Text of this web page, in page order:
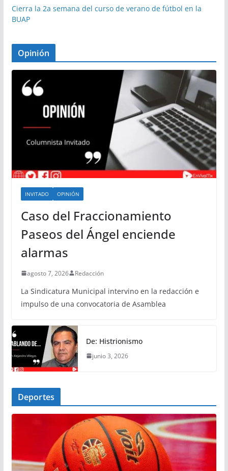
Cierra la 2a semana del curso de verano de fútbol en la
BUAP
Opinión
INVITADO OPINIÓN
Caso del Fraccionamiento
Paseos del Ángel enciende
alarmas
agosto 7, 2026 Redacción
La Sindicatura Municipal intervino en la redacción e
impulso de una convocatoria de Asamblea
De: Histrionismo
junio 3, 2026
Deportes